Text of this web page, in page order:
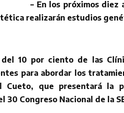
– En los próximos diez
realizarán estudios
del 10 por ciento de las
para abordar los
Cueto, que presentará la
30 Congreso Nacional de la